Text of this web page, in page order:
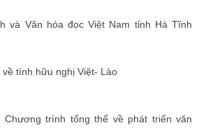
và Văn hóa đọc Việt Nam tỉnh Hà Tĩnh
tình hữu nghị Việt- Lào
Chương trình tổng thể về phát triển văn